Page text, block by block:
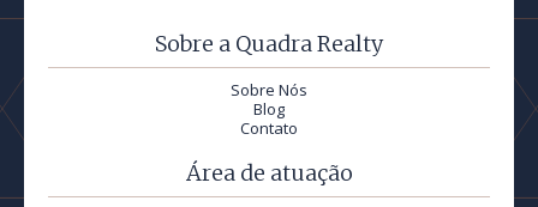
Sobre a Quadra Realty
Sobre Nós
Blog
Contato
Área de atuação